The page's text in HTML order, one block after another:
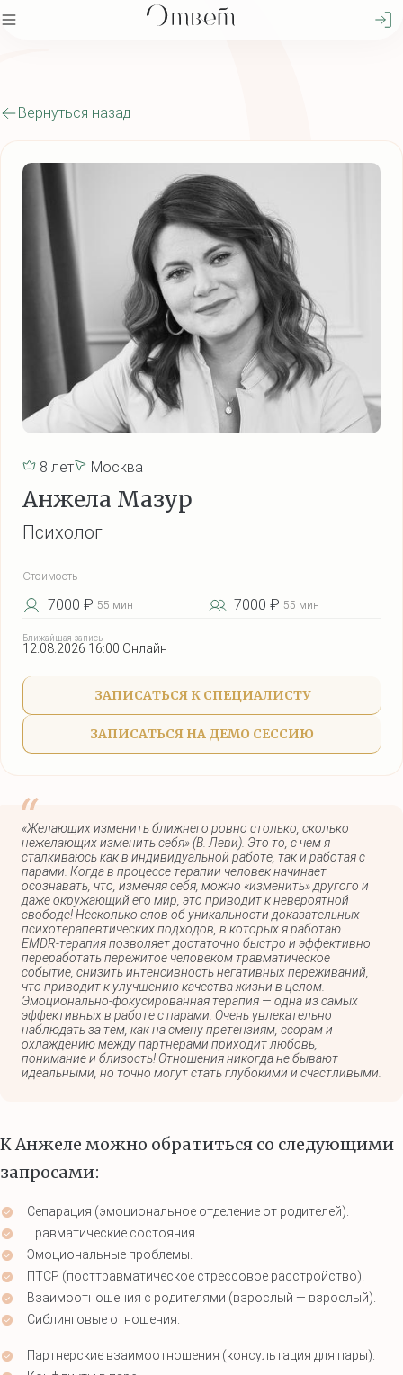
Вернуться назад
8 лет Москва
Анжела Мазур
Психолог
Стоимость
7000 ₽ 55 мин 7000 ₽ 55 мин
Ближайшая запись
12.08.2026 16:00 Онлайн
ЗАПИСАТЬСЯ К СПЕЦИАЛИСТУ
ЗАПИСАТЬСЯ НА ДЕМО СЕССИЮ
«Желающих изменить ближнего ровно столько, сколько
нежелающих изменить себя» (В. Леви). Это то, с чем я
сталкиваюсь как в индивидуальной работе, так и работая с
парами. Когда в процессе терапии человек начинает
осознавать, что, изменяя себя, можно «изменить» другого и
даже окружающий его мир, это приводит к невероятной
свободе! Несколько слов об уникальности доказательных
психотерапевтических подходов, в которых я работаю.
EMDR-терапия позволяет достаточно быстро и эффективно
переработать пережитое человеком травматическое
событие, снизить интенсивность негативных переживаний,
что приводит к улучшению качества жизни в целом.
Эмоционально-фокусированная терапия — одна из самых
эффективных в работе с парами. Очень увлекательно
наблюдать за тем, как на смену претензиям, ссорам и
охлаждению между партнерами приходит любовь,
понимание и близость! Отношения никогда не бывают
идеальными, но точно могут стать глубокими и счастливыми.
К Анжеле можно обратиться со следующими
запросами:
Сепарация (эмоциональное отделение от родителей).
Травматические состояния.
Эмоциональные проблемы.
ПТСР (посттравматическое стрессовое расстройство).
Взаимоотношения с родителями (взрослый — взрослый).
Сиблинговые отношения.
Партнерские взаимоотношения (консультация для пары).